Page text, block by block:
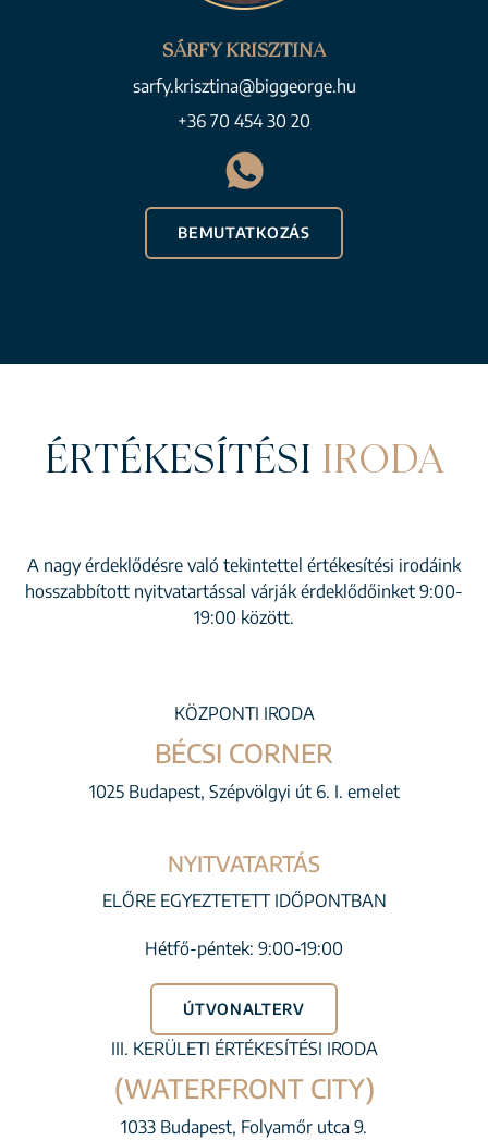
SÁRFY KRISZTINA
sarfy.krisztina@biggeorge.hu
+36 70 454 30 20
BEMUTATKOZÁS
ÉRTÉKESÍTÉSI IRODA
A nagy érdeklődésre való tekintettel értékesítési irodáink
hosszabbított nyitvatartással várják érdeklődőinket 9:00-
19:00 között.
KÖZPONTI IRODA
BÉCSI CORNER
1025 Budapest, Szépvölgyi út 6. I. emelet
NYITVATARTÁS
ELŐRE EGYEZTETETT IDŐPONTBAN
Hétfő-péntek: 9:00-19:00
ÚTVONALTERV
III. KERÜLETI ÉRTÉKESÍTÉSI IRODA
(WATERFRONT CITY)
1033 Budapest, Folyamőr utca 9.